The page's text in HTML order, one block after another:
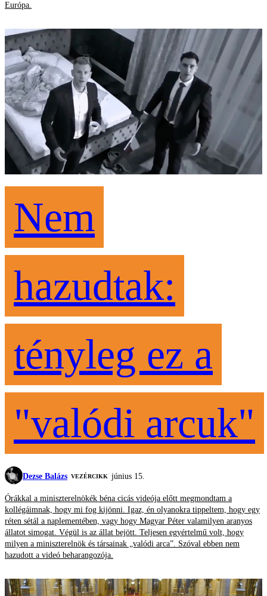
Európa.
Nem
hazudtak:
tényleg ez a
"valódi arcuk"
Dezse Balázs VEZÉRCIKK június 15.
Órákkal a miniszterelnökék béna cicás videója előtt megmondtam a
kollégáimnak, hogy mi fog kijönni. Igaz, én olyanokra tippeltem, hogy egy
réten sétál a naplementében, vagy hogy Magyar Péter valamilyen aranyos
állatot simogat. Végül is az állat bejött. Teljesen egyértelmű volt, hogy
milyen a miniszterelnök és társainak „valódi arca”. Szóval ebben nem
hazudott a videó beharangozója.